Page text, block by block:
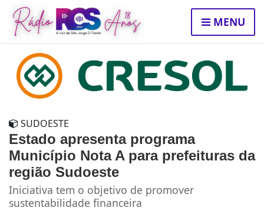
MENU
SUDOESTE
Estado apresenta programa
Município Nota A para prefeituras da
região Sudoeste
Iniciativa tem o objetivo de promover
sustentabilidade financeira